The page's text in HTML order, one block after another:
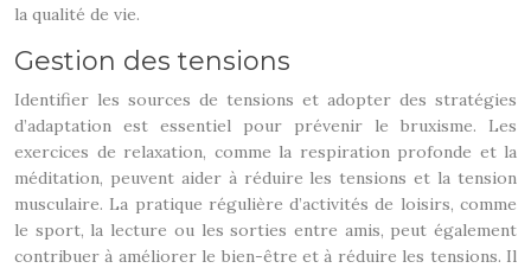
la qualité de vie.
Gestion des tensions
Identifier les sources de tensions et adopter des stratégies
d’adaptation est essentiel pour prévenir le bruxisme. Les
exercices de relaxation, comme la respiration profonde et la
méditation, peuvent aider à réduire les tensions et la tension
musculaire. La pratique régulière d’activités de loisirs, comme
le sport, la lecture ou les sorties entre amis, peut également
contribuer à améliorer le bien-être et à réduire les tensions. Il